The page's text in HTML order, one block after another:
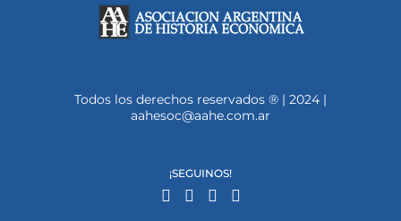
Todos los derechos reservados ® | 2024 |
aahesoc@aahe.com.ar
¡SEGUINOS!